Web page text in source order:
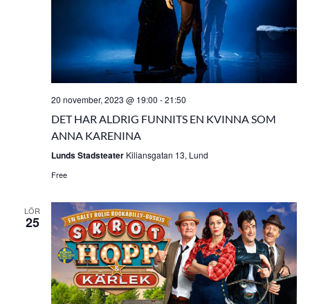
20 november, 2023 @ 19:00 -21:50
DET HAR ALDRIG FUNNITS EN KVINNA SOM
ANNA KARENINA
Lunds Stadsteater Kiliansgatan 13, Lund
Free
LÖR
25